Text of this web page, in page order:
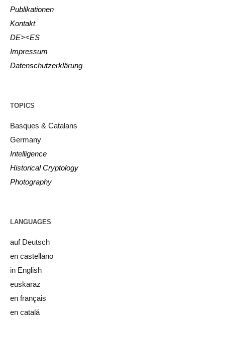
Publikationen
Kontakt
DE><ES
Impressum
Datenschutzerklärung
TOPICS
Basques & Catalans
Germany
Intelligence
Historical Cryptology
Photography
LANGUAGES
auf Deutsch
en castellano
in English
euskaraz
en français
en catalá